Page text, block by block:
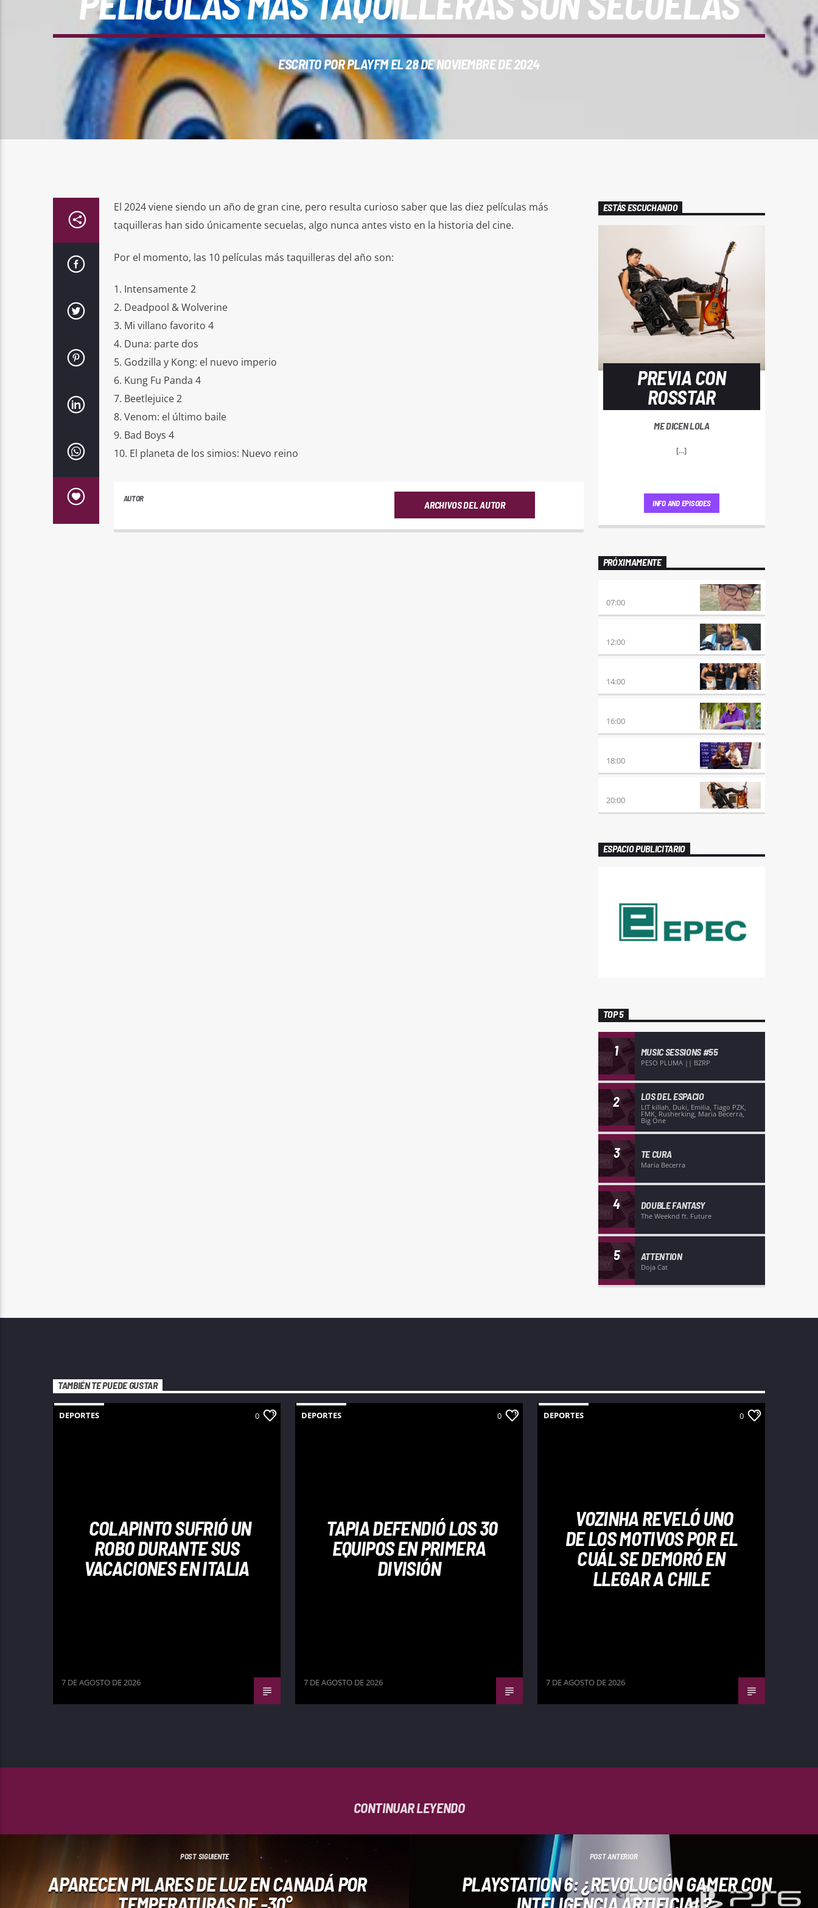
ESCRITO PORPLAYFMEL 28 DE NOVIEMBRE DE 2024
El 2024 viene siendo un año de gran cine, pero resulta curioso saber que las diez películas más
taquilleras han sido únicamente secuelas, algo nunca antes visto en la historia del cine.
Por el momento, las 10 películas más taquilleras del año son:
1. Intensamente 2
2. Deadpool & Wolverine
3. Mi villano favorito 4
4. Duna: parte dos
5. Godzilla y Kong: el nuevo imperio
6. Kung Fu Panda 4
7. Beetlejuice 2
8. Venom: el último baile
9. Bad Boys 4
10. El planeta de los simios: Nuevo reino
AUTOR
ARCHIVOS DEL AUTOR
ESTÁS ESCUCHANDO
PREVIA CON
ROSSTAR
ME DICEN LOLA
[...]
INFO AND EPISODES
PRÓXIMAMENTE
07:00
12:00
14:00
16:00
18:00
20:00
ESPACIO PUBLICITARIO
TOP 5
1 MUSIC SESSIONS #55
PESO PLUMA || BZRP
2 LOS DEL ESPACIO
LIT killah, Duki, Emilia, Tiago PZK,
FMK, Rusherking, Maria Becerra,
Big One
3 TE CURA
Maria Becerra
4 DOUBLE FANTASY
The Weeknd ft. Future
5 ATTENTION
Doja Cat
TAMBIÉN TE PUEDE GUSTAR
DEPORTES 0
COLAPINTO SUFRIÓ UN
ROBO DURANTE SUS
VACACIONES EN ITALIA
7 DE AGOSTO DE 2026
DEPORTES 0
TAPIA DEFENDIÓ LOS 30
EQUIPOS EN PRIMERA
DIVISIÓN
7 DE AGOSTO DE 2026
DEPORTES 0
VOZINHA REVELÓ UNO
DE LOS MOTIVOS POR EL
CUÁL SE DEMORÓ EN
LLEGAR A CHILE
7 DE AGOSTO DE 2026
CONTINUAR LEYENDO
POST SIGUIENTE
APARECEN PILARES DE LUZ EN CANADÁ POR
POST ANTERIOR
PLAYSTATION 6: ¿REVOLUCIÓN GAMER CON